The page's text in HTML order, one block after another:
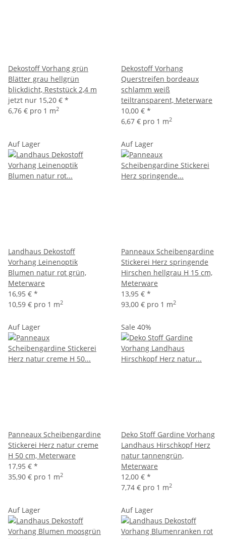
Dekostoff Vorhang grün
Blätter grau hellgrün
blickdicht, Reststück 2,4 m
jetzt nur 15,20 € *
6,76 € pro 1 m2
Dekostoff Vorhang
Querstreifen bordeaux
schlamm weiß
teiltransparent, Meterware
10,00 € *
6,67 € pro 1 m2
Auf Lager
Landhaus Dekostoff
Vorhang Leinenoptik
Blumen natur rot grün,
Meterware
16,95 € *
10,59 € pro 1 m2
Auf Lager
Panneaux Scheibengardine
Stickerei Herz springende
Hirschen hellgrau H 15 cm,
Meterware
13,95 € *
93,00 € pro 1 m2
Auf Lager
Panneaux Scheibengardine
Stickerei Herz natur creme
H 50 cm, Meterware
17,95 € *
35,90 € pro 1 m2
Sale 40%
Deko Stoff Gardine Vorhang
Landhaus Hirschkopf Herz
natur tannengrün,
Meterware
12,00 € *
7,74 € pro 1 m2
Auf Lager Auf Lager